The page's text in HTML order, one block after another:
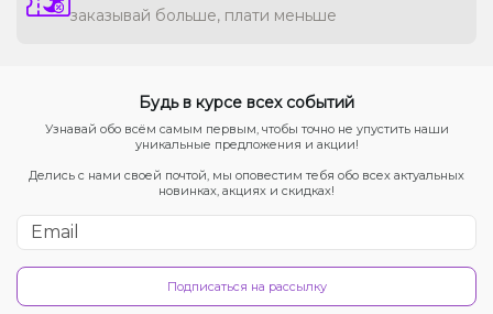
заказывай больше, плати меньше
Будь в курсе всех событий
Узнавай обо всём самым первым, чтобы точно не упустить наши
уникальные предложения и акции!
Делись с нами своей почтой, мы оповестим тебя обо всех актуальных
новинках, акциях и скидках!
Подписаться на рассылку